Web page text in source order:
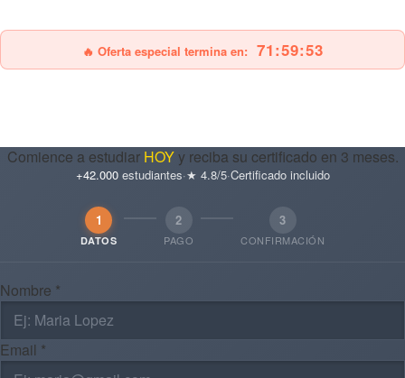
🔥 Oferta especial termina en: 71:59:51
Comience a estudiar HOYy reciba su certificado en 3 meses.
+42.000estudiantes·★ 4.8/5·Certificado incluido
1
DATOS
2
PAGO
3
CONFIRMACIÓN
Nombre *
Email *